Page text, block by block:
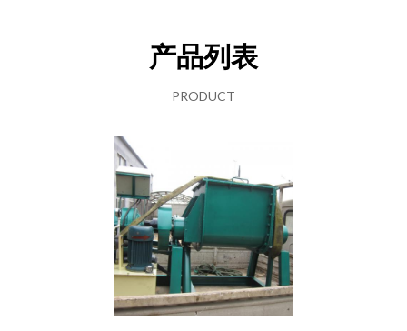
产品列表
PRODUCT